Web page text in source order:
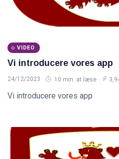
VIDEO
Vi introducere vores app
24/12/2023 10 min. at læse
Vi introducere vores app